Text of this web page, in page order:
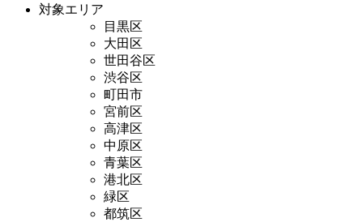
対象エリア
目黒区
大田区
世田谷区
渋谷区
町田市
宮前区
高津区
中原区
青葉区
港北区
緑区
都筑区